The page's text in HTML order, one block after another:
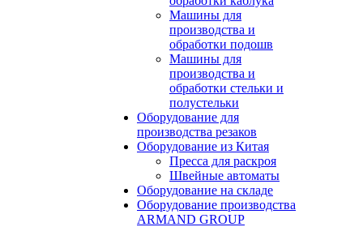
Машины для
производства и
обработки подошв
Машины для
производства и
обработки стельки и
полустельки
Оборудование для
производства резаков
Оборудование из Китая
Пресса для раскроя
Швейные автоматы
Оборудование на складе
Оборудование производства
ARMAND GROUP